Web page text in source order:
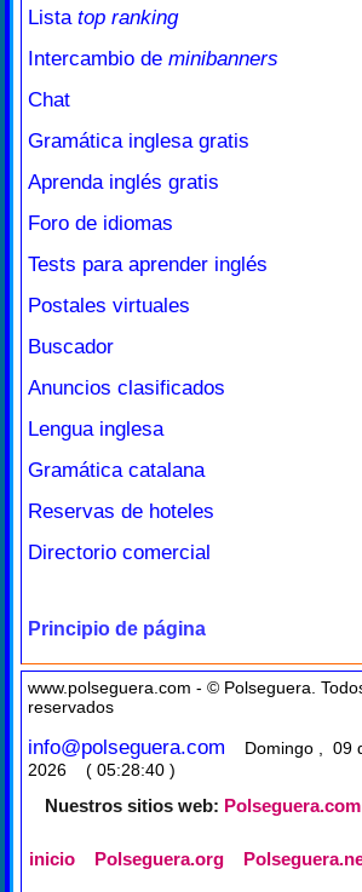
Lista top ranking
Intercambio de minibanners
Chat
Gramática inglesa gratis
Aprenda inglés gratis
Foro de idiomas
Tests para aprender inglés
Postales virtuales
Buscador
Anuncios clasificados
Lengua inglesa
Gramática catalana
Reservas de hoteles
Directorio comercial
Principio de página
www.polseguera.com - © Polseguera.
reservados
info@polseguera.com
Domingo , 09
2026 ( 05:28:40 )
Nuestros sitios web:
inicio Polseguera.org